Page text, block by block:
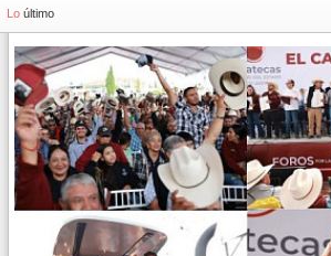
Lo último